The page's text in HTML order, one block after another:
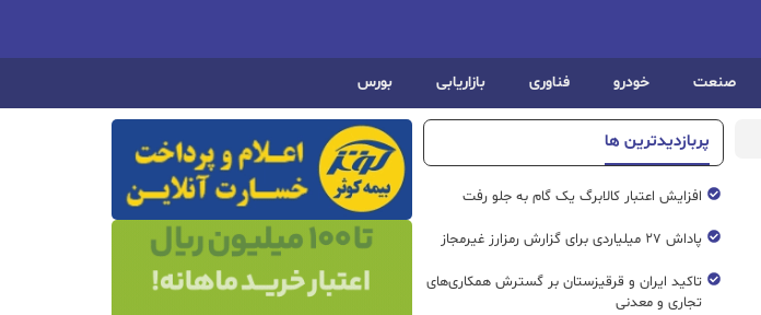
صنعت خودرو فناوری بازاریابی بورس
پربازدیدترین ها
افزایش اعتبار کالابرگ یک گام به جلو رفت
پاداش ۲۷ میلیاردی برای گزارش رمزارز غیرمجاز
تاکید ایران و قرقیزستان بر گسترش همکاری‌های
تجاری و معدنی